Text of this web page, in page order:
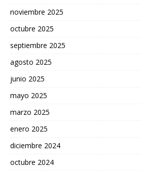
noviembre 2025
octubre 2025
septiembre 2025
agosto 2025
junio 2025
mayo 2025
marzo 2025
enero 2025
diciembre 2024
octubre 2024